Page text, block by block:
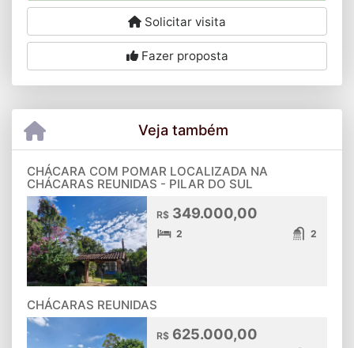
Solicitar visita
Fazer proposta
Veja também
CHÁCARA COM POMAR LOCALIZADA NA
CHÁCARAS REUNIDAS - PILAR DO SUL
R$ 349.000,00
2 2
CHÁCARAS REUNIDAS
R$ 625.000,00